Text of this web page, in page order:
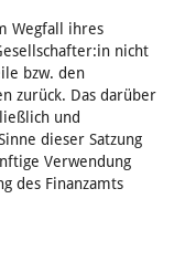
Wegfall ihres
nicht
bzw. den
zurück. Das darüber
und
dieser Satzung
Verwendung
des Finanzamts